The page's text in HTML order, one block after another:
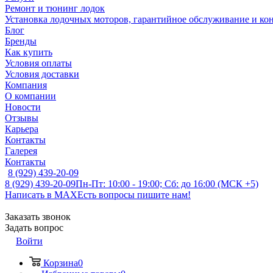
Ремонт и тюнинг лодок
Установка лодочных моторов, гарантийное обслуживание и
Блог
Бренды
Как купить
Условия оплаты
Условия доставки
Компания
О компании
Новости
Отзывы
Карьера
Контакты
Галерея
Контакты
8 (929) 439-20-09
8 (929) 439-20-09Пн-Пт: 10:00 - 19:00; Сб: до 16:00 (МСК +5)
Написать в MAXЕсть вопросы пишите нам!
Заказать звонок
Задать вопрос
Войти
Корзина0